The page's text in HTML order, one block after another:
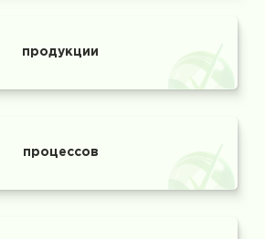
продукции
процессов